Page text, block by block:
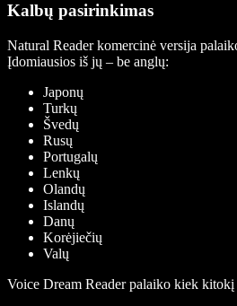
Kalbų pasirinkimas
Natural Reader komercinė versija
Įdomiausios iš jų – be anglų:
Japonų
Turkų
Švedų
Rusų
Portugalų
Lenkų
Olandų
Islandų
Danų
Korėjiečių
Valų
Voice Dream Reader palaiko kiek